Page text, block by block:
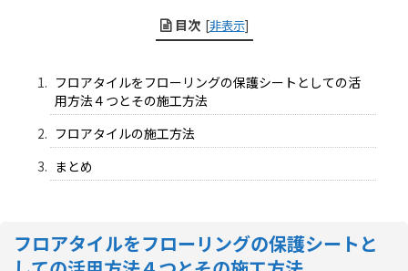
目次 [非表示]
フロアタイルをフローリングの保護シートとしての活
用方法４つとその施工方法
フロアタイルの施工方法
まとめ
フロアタイルをフローリングの保護シートと